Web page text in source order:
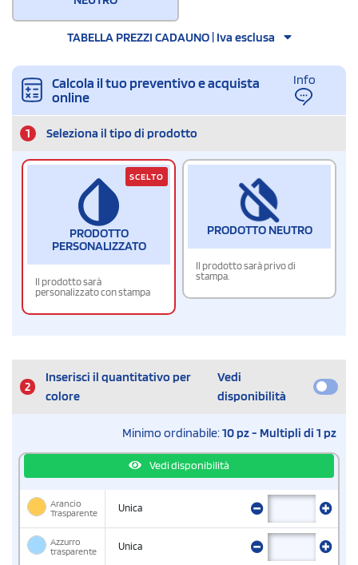
TABELLA PREZZI CADAUNO | Iva esclusa
Calcola il tuo preventivo e acquista
online
Info
1 Seleziona il tipo di prodotto
PRODOTTO
PERSONALIZZATO
Il prodotto sarà
personalizzato con stampa
SCELTO
PRODOTTO NEUTRO
Il prodotto sarà privo di
stampa.
2
Inserisci il quantitativo per
colore
Vedi
disponibilità
Minimo ordinabile:10 pz - Multipli di 1 pz
Vedi disponibilità
Arancio
Trasparente
Unica
Azzurro
trasparente
Unica